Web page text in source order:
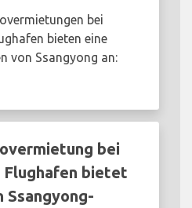
bei
bieten eine
von Ssangyong an:
bei
Flughafen bietet
Ssangyong-